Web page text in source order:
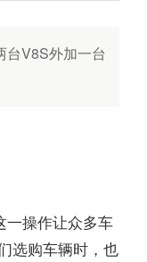
台V8S外加一台
一操作让众多车
选购车辆时，也